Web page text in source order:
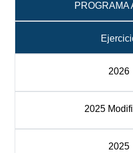
PROGRAMA
2026
2025
2025